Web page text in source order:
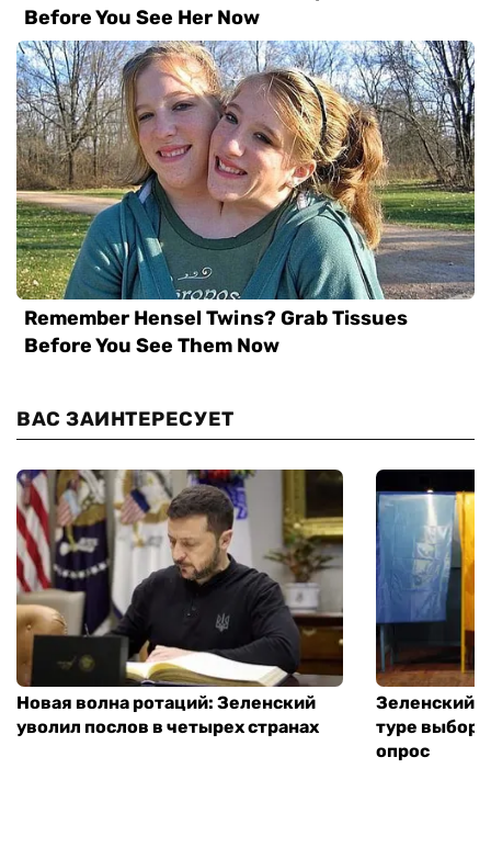
ВАС ЗАИНТЕРЕСУЕТ
Новая волна ротаций: Зеленский
уволил послов в четырех странах
Зеленский
туре
опрос